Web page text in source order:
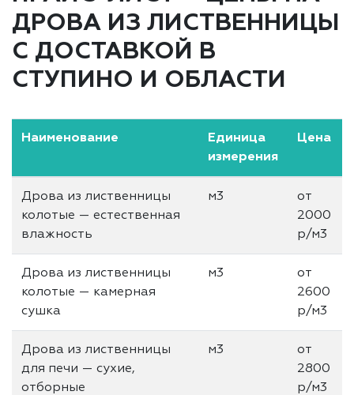
ДРОВА ИЗ ЛИСТВЕННИЦЫ
С ДОСТАВКОЙ В
СТУПИНО И ОБЛАСТИ
Наименование
Единица
измерения
Цена
Дрова из лиственницы
колотые — естественная
влажность
м3
от
2000
р/м3
Дрова из лиственницы
колотые — камерная
сушка
м3
от
2600
р/м3
Дрова из лиственницы
для печи — сухие,
отборные
м3
от
2800
р/м3